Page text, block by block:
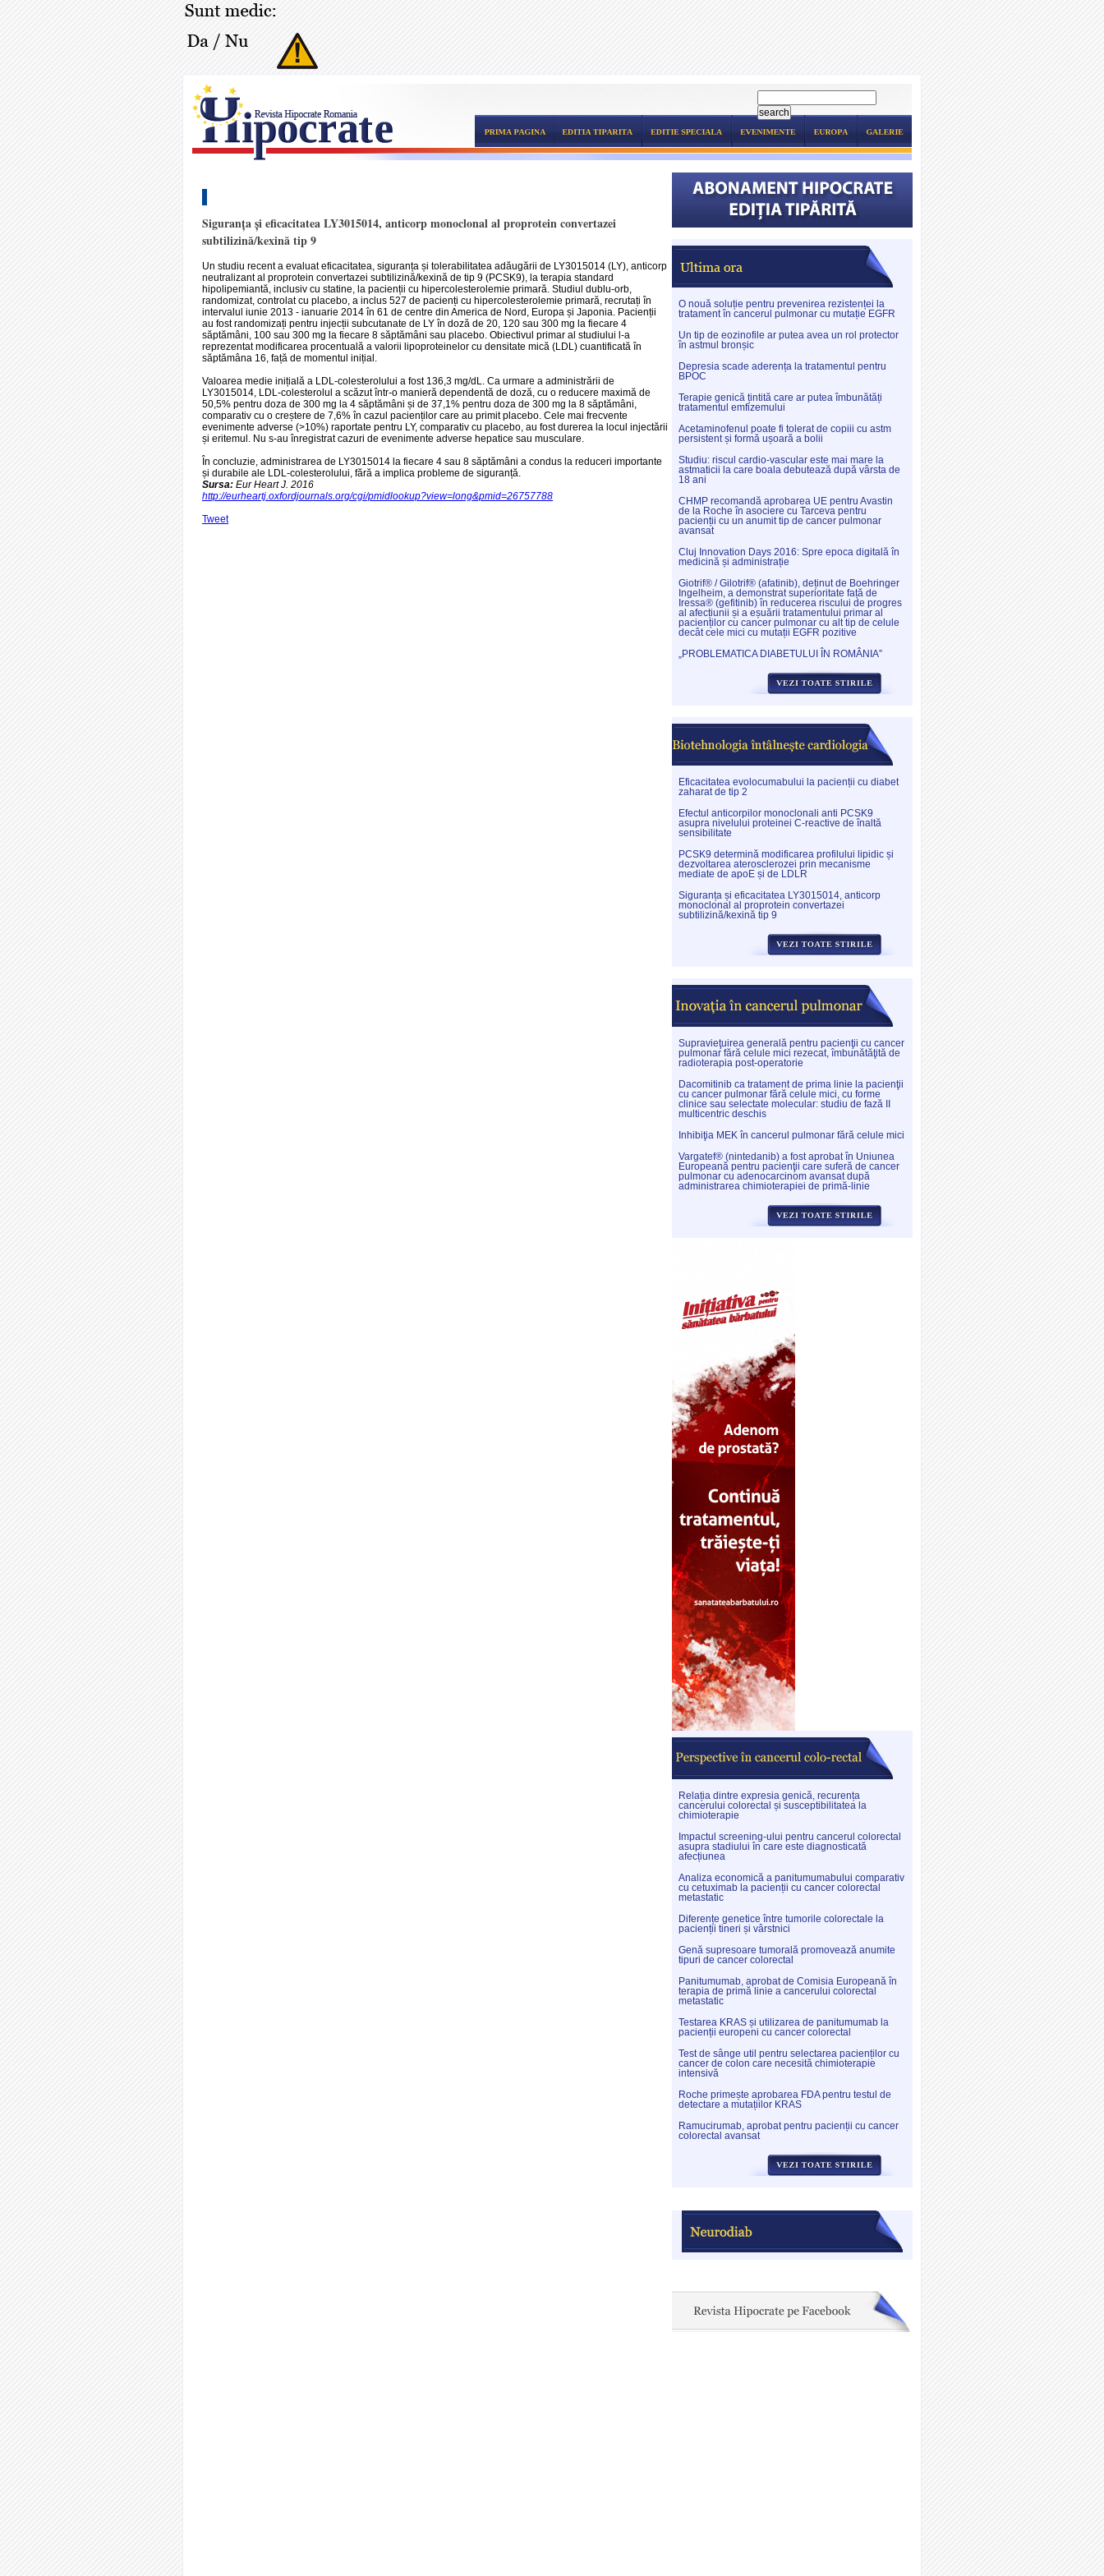
Siguranța și eficacitatea LY3015014, anticorp monoclonal al proprotein convertazei
subtilizină/kexină tip 9
Un studiu recent a evaluat eficacitatea, siguranța și tolerabilitatea adăugării de LY3015014 (LY), anticorp
neutralizant al proprotein convertazei subtilizină/kexină de tip 9 (PCSK9), la terapia standard
hipolipemiantă, inclusiv cu statine, la pacienții cu hipercolesterolemie primară. Studiul dublu-orb,
randomizat, controlat cu placebo, a inclus 527 de pacienți cu hipercolesterolemie primară, recrutați în
intervalul iunie 2013 - ianuarie 2014 în 61 de centre din America de Nord, Europa și Japonia. Pacienții
au fost randomizați pentru injecții subcutanate de LY în doză de 20, 120 sau 300 mg la fiecare 4
săptămâni, 100 sau 300 mg la fiecare 8 săptămâni sau placebo. Obiectivul primar al studiului l-a
reprezentat modificarea procentuală a valorii lipoproteinelor cu densitate mică (LDL) cuantificată în
săptămâna 16, față de momentul inițial.
Valoarea medie inițială a LDL-colesterolului a fost 136,3 mg/dL. Ca urmare a administrării de
LY3015014, LDL-colesterolul a scăzut într-o manieră dependentă de doză, cu o reducere maximă de
50,5% pentru doza de 300 mg la 4 săptămâni și de 37,1% pentru doza de 300 mg la 8 săptămâni,
comparativ cu o creștere de 7,6% în cazul pacienților care au primit placebo. Cele mai frecvente
evenimente adverse (>10%) raportate pentru LY, comparativ cu placebo, au fost durerea la locul injectării
și eritemul. Nu s-au înregistrat cazuri de evenimente adverse hepatice sau musculare.
În concluzie, administrarea de LY3015014 la fiecare 4 sau 8 săptămâni a condus la reduceri importante
și durabile ale LDL-colesterolului, fără a implica probleme de siguranță.
Sursa: Eur Heart J. 2016
http://eurheartj.oxfordjournals.org/cgi/pmidlookup?view=long&pmid=26757788
Tweet
O nouă soluție pentru prevenirea rezistenței la
tratament în cancerul pulmonar cu mutație EGFR
Un tip de eozinofile ar putea avea un rol protector
în astmul bronșic
Depresia scade aderența la tratamentul pentru
BPOC
Terapie genică țintită care ar putea îmbunătăți
tratamentul emfizemului
Acetaminofenul poate fi tolerat de copiii cu astm
persistent și formă ușoară a bolii
Studiu: riscul cardio-vascular este mai mare la
astmaticii la care boala debutează după vârsta de
18 ani
CHMP recomandă aprobarea UE pentru Avastin
de la Roche în asociere cu Tarceva pentru
pacienții cu un anumit tip de cancer pulmonar
avansat
Cluj Innovation Days 2016: Spre epoca digitală în
medicină și administrație
Giotrif® / Gilotrif® (afatinib), deținut de Boehringer
Ingelheim, a demonstrat superioritate față de
Iressa® (gefitinib) în reducerea riscului de progres
al afecțiunii și a eșuării tratamentului primar al
pacienților cu cancer pulmonar cu alt tip de celule
decât cele mici cu mutații EGFR pozitive
„PROBLEMATICA DIABETULUI ÎN ROMÂNIA”
Eficacitatea evolocumabului la pacienții cu diabet
zaharat de tip 2
Efectul anticorpilor monoclonali anti PCSK9
asupra nivelului proteinei C-reactive de înaltă
sensibilitate
PCSK9 determină modificarea profilului lipidic și
dezvoltarea aterosclerozei prin mecanisme
mediate de apoE și de LDLR
Siguranța și eficacitatea LY3015014, anticorp
monoclonal al proprotein convertazei
subtilizină/kexină tip 9
Supravieţuirea generală pentru pacienţii cu cancer
pulmonar fără celule mici rezecat, îmbunătăţită de
radioterapia post-operatorie
Dacomitinib ca tratament de prima linie la pacienţii
cu cancer pulmonar fără celule mici, cu forme
clinice sau selectate molecular: studiu de fază II
multicentric deschis
Inhibiţia MEK în cancerul pulmonar fără celule mici
Vargatef® (nintedanib) a fost aprobat în Uniunea
Europeană pentru pacienţii care suferă de cancer
pulmonar cu adenocarcinom avansat după
administrarea chimioterapiei de primă-linie
Relația dintre expresia genică, recurența
cancerului colorectal și susceptibilitatea la
chimioterapie
Impactul screening-ului pentru cancerul colorectal
asupra stadiului în care este diagnosticată
afecțiunea
Analiza economică a panitumumabului comparativ
cu cetuximab la pacienții cu cancer colorectal
metastatic
Diferențe genetice între tumorile colorectale la
pacienții tineri și vârstnici
Genă supresoare tumorală promovează anumite
tipuri de cancer colorectal
Panitumumab, aprobat de Comisia Europeană în
terapia de primă linie a cancerului colorectal
metastatic
Testarea KRAS și utilizarea de panitumumab la
pacienții europeni cu cancer colorectal
Test de sânge util pentru selectarea pacienților cu
cancer de colon care necesită chimioterapie
intensivă
Roche primește aprobarea FDA pentru testul de
detectare a mutațiilor KRAS
Ramucirumab, aprobat pentru pacienții cu cancer
colorectal avansat